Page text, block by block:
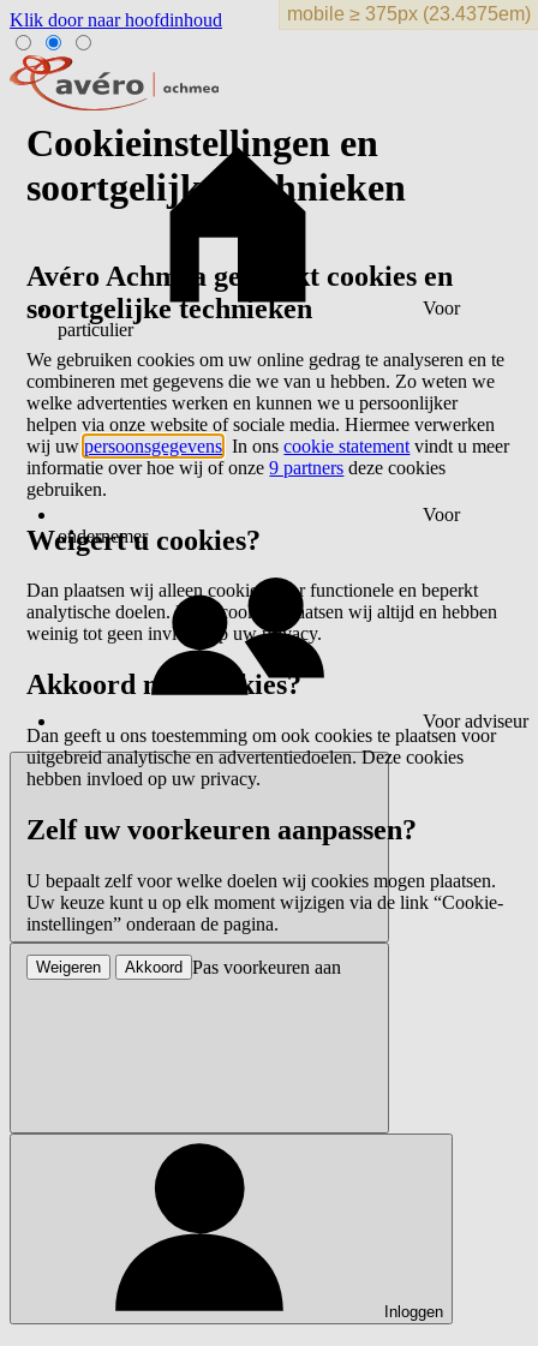
Klik door naar hoofdinhoud
Voor
particulier
Voor
ondernemer
Voor adviseur
Inloggen
Cookieinstellingen en
soortgelijke technieken
Avéro Achmea gebruikt cookies en
soortgelijke technieken
We gebruiken cookies om uw online gedrag te analyseren en te
combineren met gegevens die we van u hebben. Zo weten we
welke advertenties werken en kunnen we u persoonlijker
helpen via onze website of sociale media. Hiermee verwerken
wij uwpersoonsgegevens . In onscookie statement vindt u meer
informatie over hoe wij of onze9 partners deze cookies
gebruiken.
Weigert u cookies?
Dan plaatsen wij alleen cookies voor functionele en beperkt
analytische doelen. Deze cookies plaatsen wij altijd en hebben
weinig tot geen invloed op uw privacy.
Akkoord met cookies?
Dan geeft u ons toestemming om ook cookies te plaatsen voor
uitgebreid analytische en advertentiedoelen. Deze cookies
hebben invloed op uw privacy.
Zelf uw voorkeuren aanpassen?
U bepaalt zelf voor welke doelen wij cookies mogen plaatsen.
Uw keuze kunt u op elk moment wijzigen via de link “Cookie-
instellingen” onderaan de pagina.
Pas voorkeuren aan
Weigeren Akkoord